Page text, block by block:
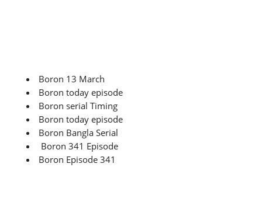
Boron 13 March
Boron today episode
Boron serial Timing
Boron today episode
Boron Bangla Serial
Boron 341 Episode
Boron Episode 341